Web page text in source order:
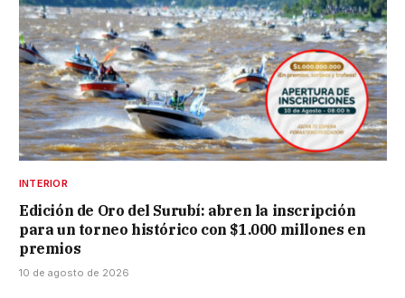
INTERIOR
Edición de Oro del Surubí: abren la inscripción
para un torneo histórico con $1.000 millones en
premios
10 de agosto de 2026